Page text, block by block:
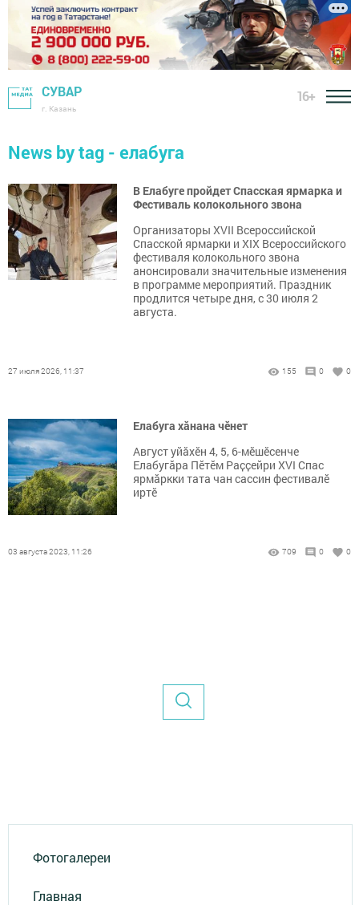
СУВАР
г. Казань
16+
News by tag - елабуга
В Елабуге пройдет Спасская ярмарка и
Фестиваль колокольного звона
Организаторы XVII Всероссийской
Спасской ярмарки и XIX Всероссийского
фестиваля колокольного звона
анонсировали значительные изменения
в программе мероприятий. Праздник
продлится четыре дня, с 30 июля 2
августа.
27 июля 2026, 11:37 155 0 0
Елабуга хăнана чĕнет
Август уйăхĕн 4, 5, 6-мӗшӗсенче
Елабугӑра Пӗтӗм Раҫҫейри XVI Спас
ярмӑркки тата чан сассин фестивалӗ
иртӗ
03 августа 2023, 11:26 709 0 0
Фотогалереи
Главная